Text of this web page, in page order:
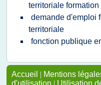
territoriale formation
demande d'emploi
territoriale
fonction publique
Accueil | Mentions
d'utilisation | Utilisation